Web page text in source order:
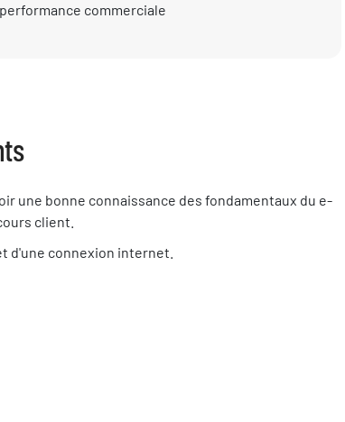
commerciale
une bonne connaissance des fondamentaux du e-
client.
d'une connexion internet.